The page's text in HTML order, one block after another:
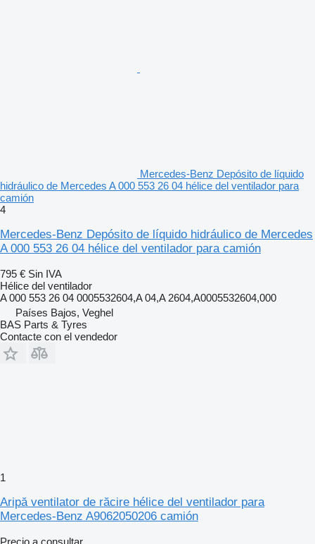
Mercedes-Benz Depósito de líquido
hidráulico de Mercedes A 000 553 26 04 hélice del ventilador para
camión
4
Mercedes-Benz Depósito de líquido hidráulico de Mercedes
A 000 553 26 04 hélice del ventilador para camión
795 € Sin IVA
Hélice del ventilador
A 000 553 26 04 0005532604,A 04,A 2604,A0005532604,000
Países Bajos, Veghel
BAS Parts & Tyres
Contacte con el vendedor
1
Aripă ventilator de răcire hélice del ventilador para
Mercedes-Benz A9062050206 camión
Precio a consultar